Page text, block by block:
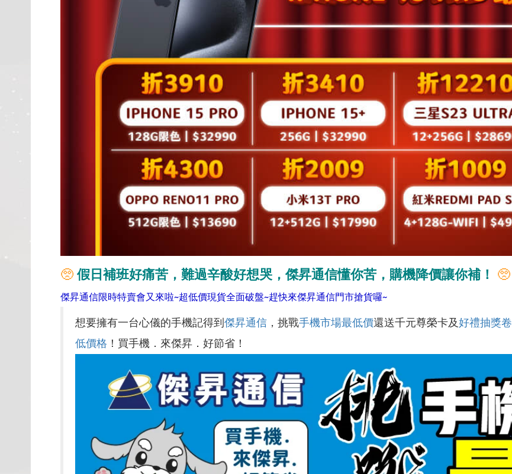
🥺假日補班好痛苦，難過辛酸好想哭，傑昇通信懂你苦，購機降價讓你補！ 🥺
傑昇通信限時特賣會又來啦~超低價現貨全面破盤~趕快來傑昇通信門市搶貨囉~
想要擁有一台心儀的手機記得到傑昇通信 ，挑戰手機市場最低價還送千元尊榮卡及好禮抽獎卷
低價格 ！買手機．來傑昇．好節省！